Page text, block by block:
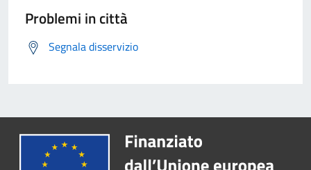
Problemi in città
Segnala disservizio